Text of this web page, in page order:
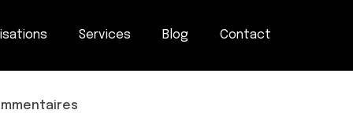
Services Blog Contact